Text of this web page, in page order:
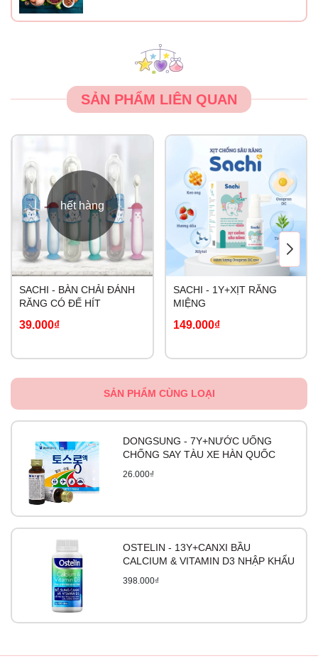
SẢN PHẨM LIÊN QUAN
hết hàng
SACHI - BÀN CHẢI ĐÁNH
RĂNG CÓ ĐẾ HÍT
39.000₫
SACHI - 1Y+XỊT RĂNG
MIỆNG
149.000₫
SẢN PHẨM CÙNG LOẠI
DONGSUNG - 7Y+NƯỚC UỐNG
CHỐNG SAY TÀU XE HÀN QUỐC
26.000₫
OSTELIN - 13Y+CANXI BẦU
CALCIUM & VITAMIN D3 NHẬP KHẨU
398.000₫